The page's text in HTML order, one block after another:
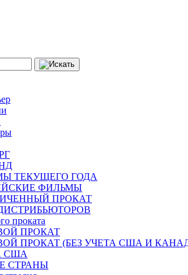
ТЕКУЩЕГО ГОДА
ФИЛЬМЫ
ПРОКАТ
проката
ПРОКАТ
ПРОКАТ (БЕЗ УЧЕТА США И
США
СТРАНЫ